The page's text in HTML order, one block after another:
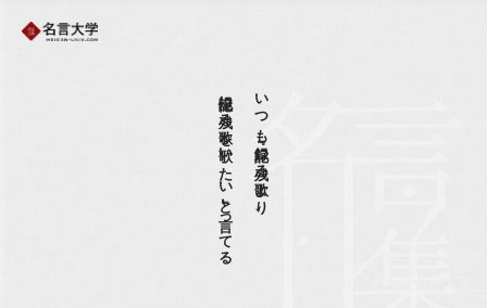
いつも『記録に残る歌より、
記憶に残る歌を歌いたい』と言ってる